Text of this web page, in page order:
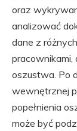
oraz
analizować
dane z
oszustwa. Po
wewnętrznej
popełnienia
może być